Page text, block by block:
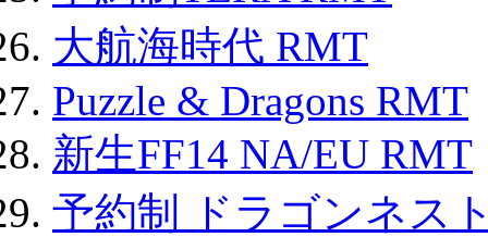
大航海時代 RMT
Puzzle & Dragons RMT
新生FF14 NA/EU RMT
予約制 ドラゴンネス